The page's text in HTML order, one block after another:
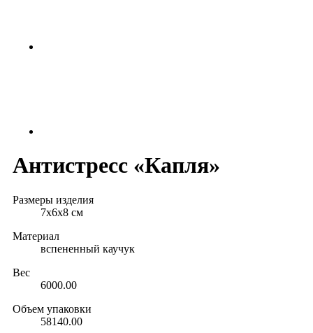
Антистресс «Капля»
Размеры изделия
7х6х8 см
Материал
вспененный каучук
Вес
6000.00
Объем упаковки
58140.00